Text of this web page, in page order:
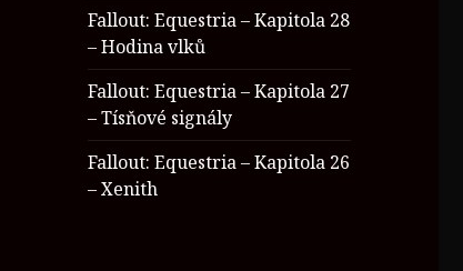
Fallout: Equestria – Kapitola 28
– Hodina vlků
Fallout: Equestria – Kapitola 27
– Tísňové signály
Fallout: Equestria – Kapitola 26
– Xenith